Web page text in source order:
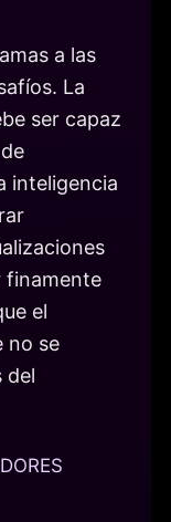
a las
La
ser capaz
inteligencia
finamente
el
no se
del